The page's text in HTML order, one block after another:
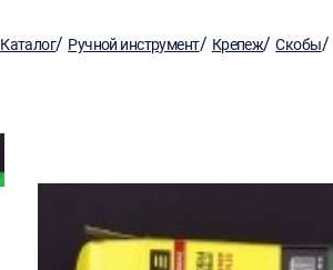
Каталог/ Ручной инструмент/ Крепеж/Скобы/